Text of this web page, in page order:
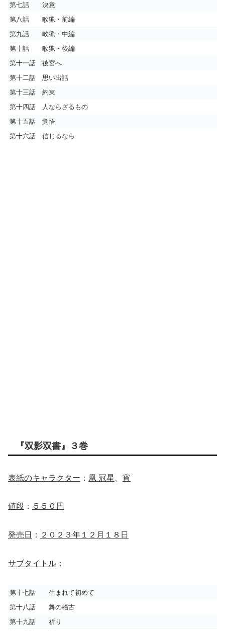
第七話 決意
第八話 畋猟・前編
第九話 畋猟・中編
第十話 畋猟・後編
第十一話 後宮へ
第十二話 思い出話
第十三話 約束
第十四話 人ならざるもの
第十五話 覚悟
第十六話 信じるなら
『双影双書』３巻
表紙のキャラクター ： 凰 冠星 宵
値段 ： ５５０円
発売日 ： ２０２３年１２月１８日
サブタイトル ：
第十七話 生まれて初めて
第十八話 舞の稽古
第十九話 祈り